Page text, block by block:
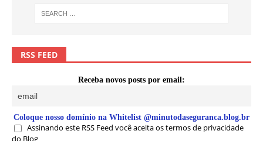
RSS FEED
Receba novos posts por email:
Coloque nosso domínio na Whitelist @minutodaseguranca.blog.br
Assinando este RSS Feed você aceita os termos de privacidade
do Blog